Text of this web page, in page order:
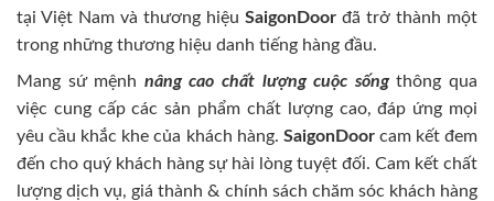
tại Việt Nam và thương hiệu SaigonDoor đã trở thành một
trong những thương hiệu danh tiếng hàng đầu.
Mang sứ mệnh nâng cao chất lượng cuộc sốngthông qua
việc cung cấp các sản phẩm chất lượng cao, đáp ứng mọi
yêu cầu khắc khe của khách hàng. SaigonDoorcam kết đem
đến cho quý khách hàng sự hài lòng tuyệt đối. Cam kết chất
lượng dịch vụ, giá thành & chính sách chăm sóc khách hàng